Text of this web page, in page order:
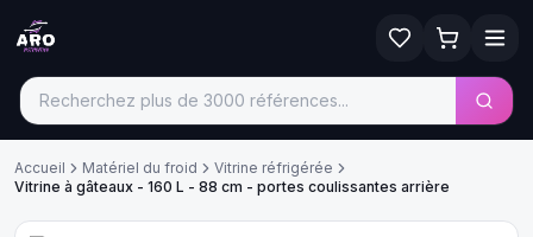
Accueil Matériel du froid
Vitrine réfrigérée
Vitrine à gâteaux - 160 L - 88 cm - portes coulissantes arrière